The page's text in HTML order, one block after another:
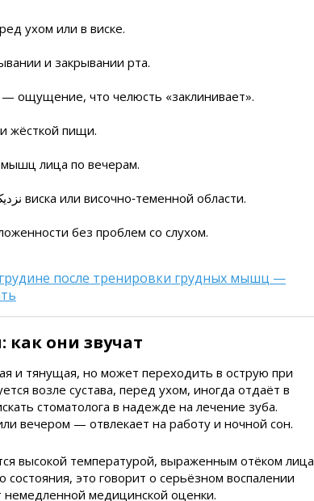
ухом или в виске.
и закрывании рта.
ощущение, что челюсть «заклинивает».
жёсткой пищи.
лица по вечерам.
Головные боли, особенно نزدیک виска или височно‑теменной области.
без проблем со слухом.
после тренировки грудных мышц —
как они звучат
и тянущая, но может переходить в острую при
возле сустава, перед ухом, иногда отдаёт в
стоматолога в надежде на лечение зуба.
вечером — отвлекает на работу и ночной сон.
высокой температурой, выраженным отёком лица
это говорит о серьёзном воспалении
немедленной медицинской оценки.